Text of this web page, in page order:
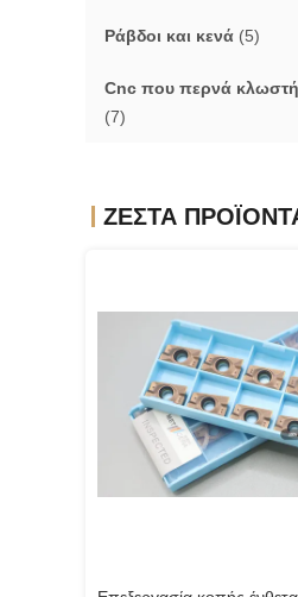
Ράβδοι και κενά (5)
Cnc που περνά κλωστή
(7)
ΖΕΣΤΆ